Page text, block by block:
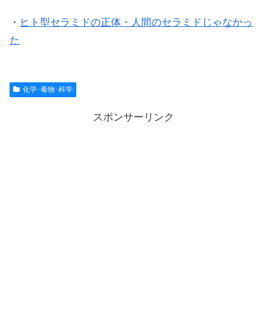
・ ヒト型セラミドの正体・人間のセラミドじゃなかっ
た
化学･毒物･科学
スポンサーリンク